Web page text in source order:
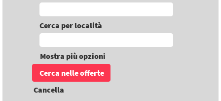
Cerca per località
Mostra più opzioni
Cancella